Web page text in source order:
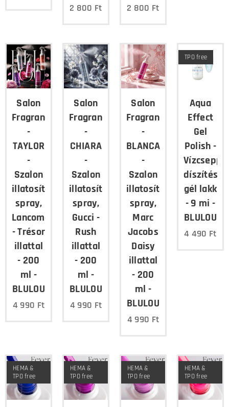
2 800 Ft 2 800 Ft
Salon
Fragrance
-
TAYLOR
-
Szalon
illatosító
spray,
Lancome
- Trésor
illattal
- 200
ml -
BLULOU
4 990 Ft
Salon
Fragrance
-
CHIARA
-
Szalon
illatosító
spray,
Gucci -
Rush
illattal
- 200
ml -
BLULOU
4 990 Ft
Salon
Fragrance
-
BLANCA
-
Szalon
illatosító
spray,
Marc
Jacobs
Daisy
illattal
- 200
ml -
BLULOU
4 990 Ft
Aqua
Effect
Gel
Polish -
Vízcsepp
díszítés,
gél lakk
- 9 mi -
BLULOU
TPO free
4 490 Ft
HEMA &
TPO free
HEMA &
TPO free
HEMA &
TPO free
HEMA &
TPO free